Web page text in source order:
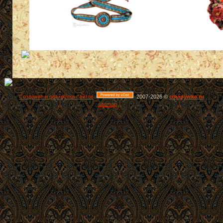
Создание и раскрутка сайтов 2007-2026 ©cmapywka.ru
sitemap